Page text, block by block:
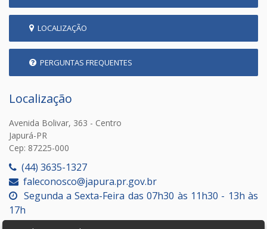
LOCALIZAÇÃO
PERGUNTAS FREQUENTES
Localização
Avenida Bolivar, 363 - Centro
Japurá-PR
Cep: 87225-000
(44) 3635-1327
faleconosco@japura.pr.gov.br
Segunda a Sexta-Feira das 07h30 às 11h30 - 13h às
17h